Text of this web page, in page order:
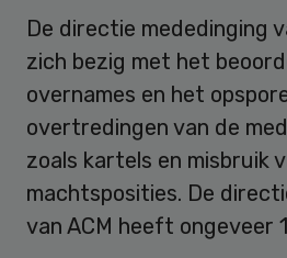
De directie mededinging
zich bezig met het
overnames en het
overtredingen van de
zoals kartels en misbruik
machtsposities. De
van ACM heeft ongeveer